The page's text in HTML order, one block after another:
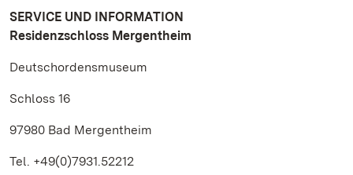
SERVICE UND INFORMATION
Residenzschloss Mergentheim
Deutschordensmuseum
Schloss 16
97980 Bad Mergentheim
Tel. +49(0)7931.52212